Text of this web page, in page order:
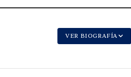
VER BIOGRAFÍA